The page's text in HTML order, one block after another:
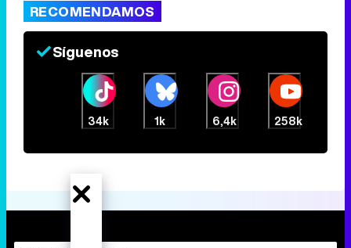
RECOMENDAMOS
Síguenos
34k 1k 6,4k 258k